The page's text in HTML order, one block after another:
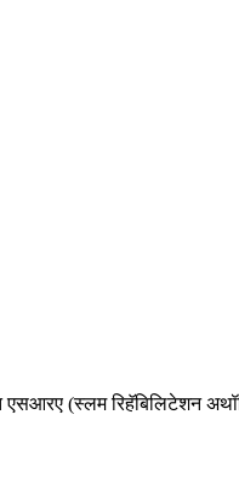
एसआरए (स्लम रिहॅबिलिटेशन